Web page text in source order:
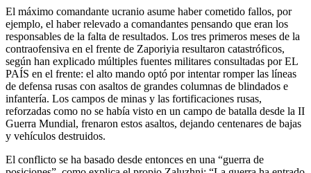
El máximo comandante ucranio asume haber cometido fallos, por
ejemplo, el haber relevado a comandantes pensando que eran los
responsables de la falta de resultados. Los tres primeros meses de la
contraofensiva en el frente de Zaporiyia resultaron catastróficos,
según han explicado múltiples fuentes militares consultadas por EL
PAÍS en el frente: el alto mando optó por intentar romper las líneas
de defensa rusas con asaltos de grandes columnas de blindados e
infantería. Los campos de minas y las fortificaciones rusas,
reforzadas como no se había visto en un campo de batalla desde la II
Guerra Mundial, frenaron estos asaltos, dejando centenares de bajas
y vehículos destruidos.
El conflicto se ha basado desde entonces en una “guerra de